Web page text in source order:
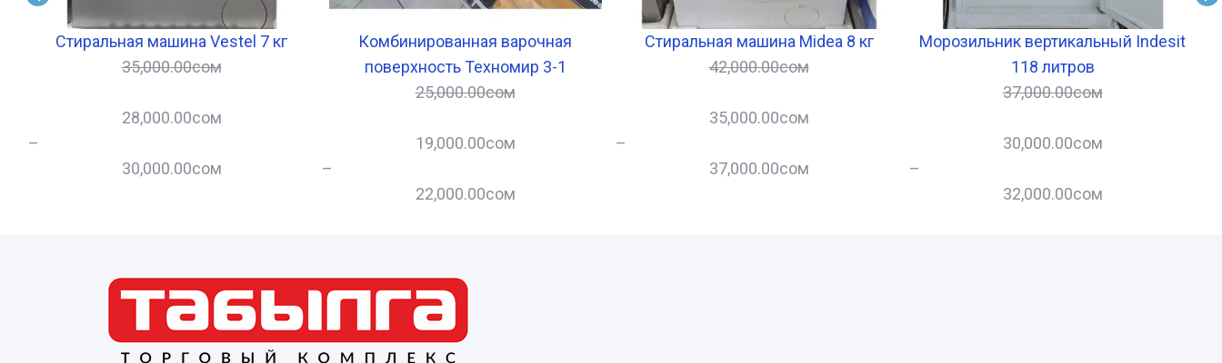
Стиральная машина Vestel 7 кг
35,000.00сом
28,000.00сом
–
30,000.00сом
Комбинированная варочная
поверхность Техномир 3-1
25,000.00сом
19,000.00сом
–
22,000.00сом
Стиральная машина Midea 8 кг
42,000.00сом
35,000.00сом
–
37,000.00сом
Морозильник вертикальный Indesit
118 литров
37,000.00сом
30,000.00сом
–
32,000.00сом